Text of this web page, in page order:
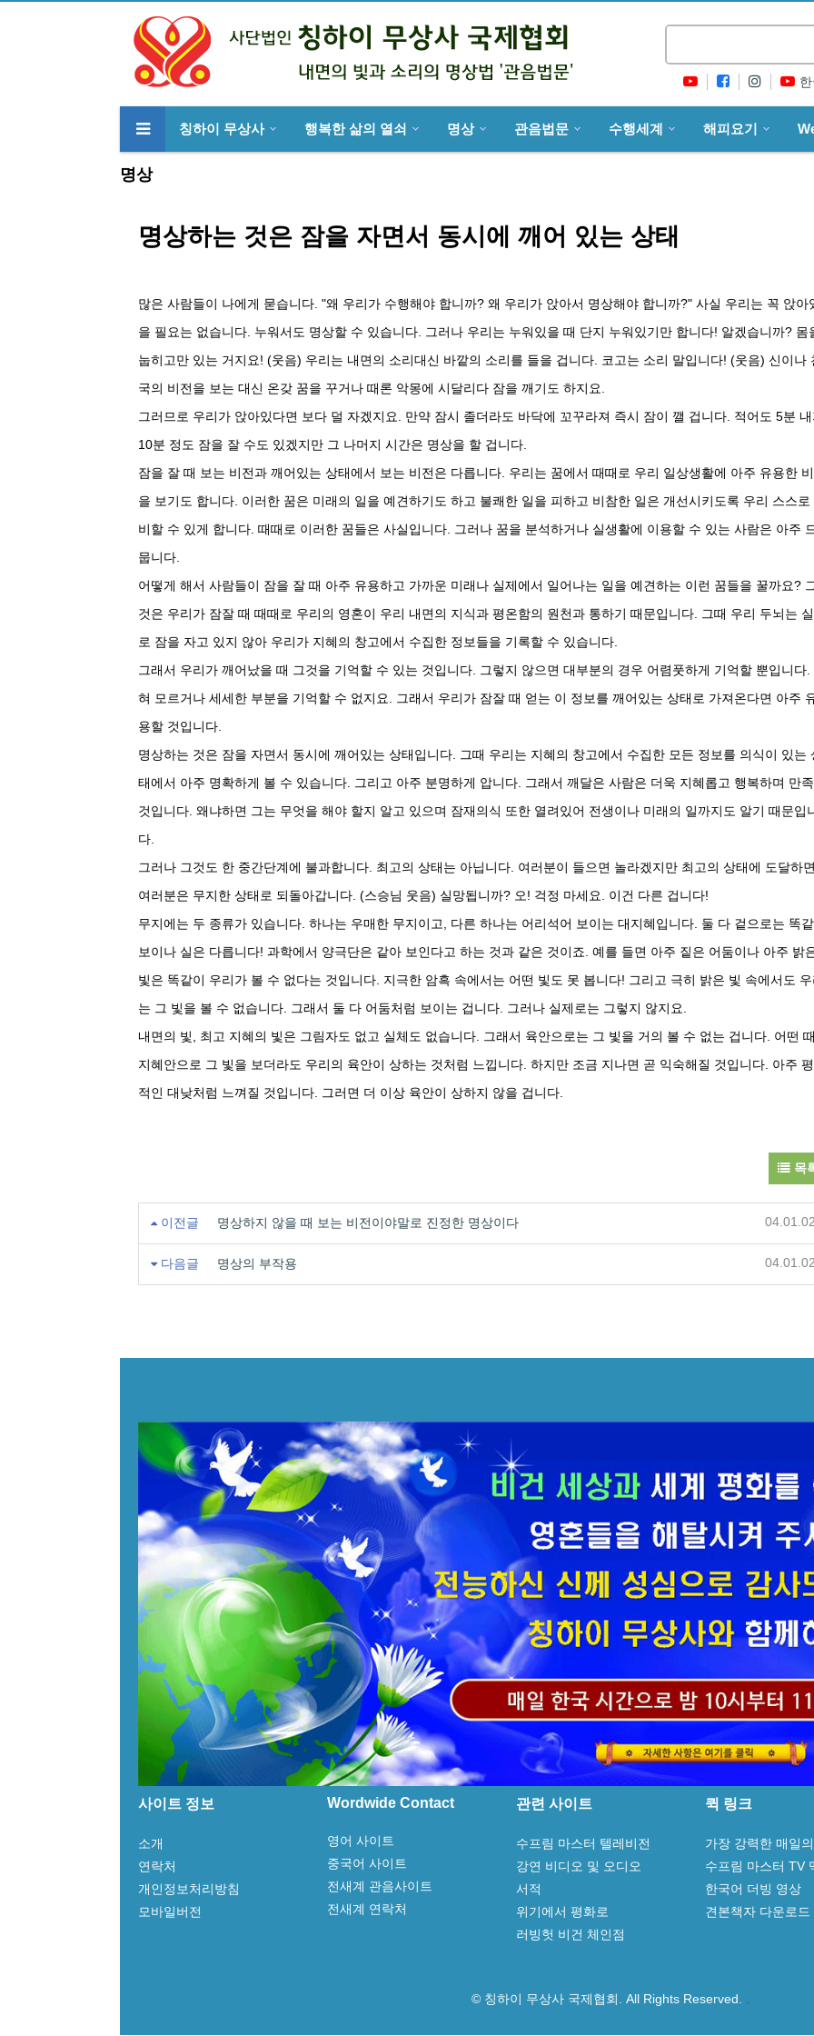
칭하이 무상사 행복한 삶의 열쇠 명상 관음법문 수행세계 해피요기
명상
명상하는 것은 잠을 자면서 동시에 깨어 있는 상태
많은 사람들이 나에게 묻습니다. "왜 우리가 수행해야 합니까? 왜 우리가 앉아서 명상해야 합니까?" 사실 우리는 꼭 앉아
을 필요는 없습니다. 누워서도 명상할 수 있습니다. 그러나 우리는 누워있을 때 단지 누워있기만 합니다! 알겠습니까? 몸
눕히고만 있는 거지요! (웃음) 우리는 내면의 소리대신 바깥의 소리를 들을 겁니다. 코고는 소리 말입니다! (웃음) 신이나
국의 비전을 보는 대신 온갖 꿈을 꾸거나 때론 악몽에 시달리다 잠을 깨기도 하지요.
그러므로 우리가 앉아있다면 보다 덜 자겠지요. 만약 잠시 졸더라도 바닥에 꼬꾸라져 즉시 잠이 깰 겁니다. 적어도 5분
10분 정도 잠을 잘 수도 있겠지만 그 나머지 시간은 명상을 할 겁니다.
잠을 잘 때 보는 비전과 깨어있는 상태에서 보는 비전은 다릅니다. 우리는 꿈에서 때때로 우리 일상생활에 아주 유용한
을 보기도 합니다. 이러한 꿈은 미래의 일을 예견하기도 하고 불쾌한 일을 피하고 비참한 일은 개선시키도록 우리 스스로
비할 수 있게 합니다. 때때로 이러한 꿈들은 사실입니다. 그러나 꿈을 분석하거나 실생활에 이용할 수 있는 사람은 아주
뭅니다.
어떻게 해서 사람들이 잠을 잘 때 아주 유용하고 가까운 미래나 실제에서 일어나는 일을 예견하는 이런 꿈들을 꿀까요?
것은 우리가 잠잘 때 때때로 우리의 영혼이 우리 내면의 지식과 평온함의 원천과 통하기 때문입니다. 그때 우리 두뇌는
로 잠을 자고 있지 않아 우리가 지혜의 창고에서 수집한 정보들을 기록할 수 있습니다.
그래서 우리가 깨어났을 때 그것을 기억할 수 있는 것입니다. 그렇지 않으면 대부분의 경우 어렴풋하게 기억할 뿐입니다.
혀 모르거나 세세한 부분을 기억할 수 없지요. 그래서 우리가 잠잘 때 얻는 이 정보를 깨어있는 상태로 가져온다면 아주
용할 것입니다.
명상하는 것은 잠을 자면서 동시에 깨어있는 상태입니다. 그때 우리는 지혜의 창고에서 수집한 모든 정보를 의식이 있는
태에서 아주 명확하게 볼 수 있습니다. 그리고 아주 분명하게 압니다. 그래서 깨달은 사람은 더욱 지혜롭고 행복하며 만
것입니다. 왜냐하면 그는 무엇을 해야 할지 알고 있으며 잠재의식 또한 열려있어 전생이나 미래의 일까지도 알기 때문입
다.
그러나 그것도 한 중간단계에 불과합니다. 최고의 상태는 아닙니다. 여러분이 들으면 놀라겠지만 최고의 상태에 도달하
여러분은 무지한 상태로 되돌아갑니다. (스승님 웃음) 실망됩니까? 오! 걱정 마세요. 이건 다른 겁니다!
무지에는 두 종류가 있습니다. 하나는 우매한 무지이고, 다른 하나는 어리석어 보이는 대지혜입니다. 둘 다 겉으로는 똑
보이나 실은 다릅니다! 과학에서 양극단은 같아 보인다고 하는 것과 같은 것이죠. 예를 들면 아주 짙은 어둠이나 아주 밝
빛은 똑같이 우리가 볼 수 없다는 것입니다. 지극한 암흑 속에서는 어떤 빛도 못 봅니다! 그리고 극히 밝은 빛 속에서도
는 그 빛을 볼 수 없습니다. 그래서 둘 다 어둠처럼 보이는 겁니다. 그러나 실제로는 그렇지 않지요.
내면의 빛, 최고 지혜의 빛은 그림자도 없고 실체도 없습니다. 그래서 육안으로는 그 빛을 거의 볼 수 없는 겁니다. 어떤
지혜안으로 그 빛을 보더라도 우리의 육안이 상하는 것처럼 느낍니다. 하지만 조금 지나면 곧 익숙해질 것입니다. 아주
적인 대낮처럼 느껴질 것입니다. 그러면 더 이상 육안이 상하지 않을 겁니다.
목
이전글 명상하지 않을 때 보는 비전이야말로 진정한 명상이다
다음글 명상의 부작용
사이트 정보
소개
연락처
개인정보처리방침
모바일버전
Wordwide Contact
영어 사이트
중국어 사이트
전새계 관음사이트
전새계 연락처
관련 사이트
수프림 마스터 텔레비전
강연 비디오 및 오디오
서적
위기에서 평화로
러빙헛 비건 체인점
퀵 링크
가장 강력한 매일
수프림 마스터 TV
한국어 더빙 영상
견본책자 다운로드
© 칭하이 무상사 국제협회. All Rights Reserved.